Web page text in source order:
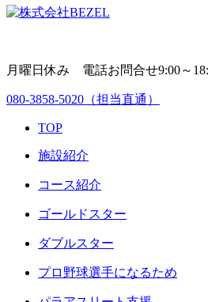
月曜日休み 電話お問合せ9:00～
080-3858-5020 （担当直通）
TOP
施設紹介
コース紹介
ゴールドスター
ダブルスター
プロ野球選手になるため